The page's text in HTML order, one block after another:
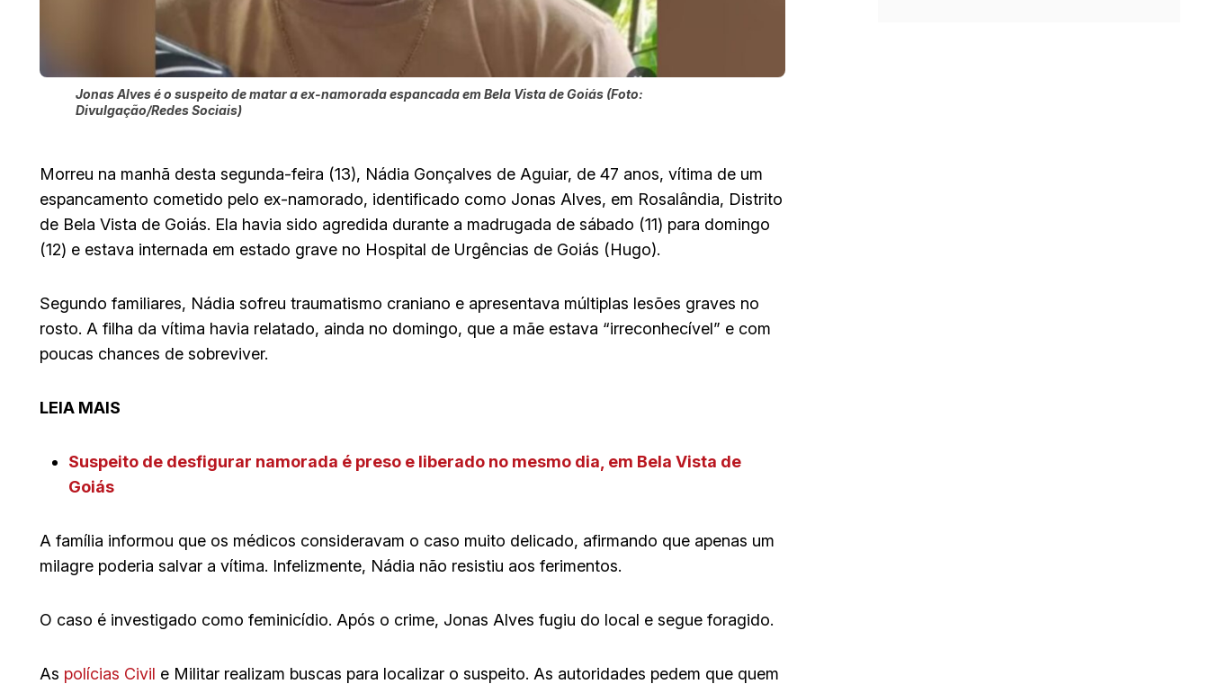
Jonas Alves é o suspeito de matar a ex-namorada espancada em Bela Vista de Goiás (Foto:
Divulgação/Redes Sociais)
Morreu na manhã desta segunda-feira (13), Nádia Gonçalves de Aguiar, de 47 anos, vítima de um
espancamento cometido pelo ex-namorado, identificado como Jonas Alves, em Rosalândia, Distrito
de Bela Vista de Goiás. Ela havia sido agredida durante a madrugada de sábado (11) para domingo
(12) e estava internada em estado grave no Hospital de Urgências de Goiás (Hugo).
Segundo familiares, Nádia sofreu traumatismo craniano e apresentava múltiplas lesões graves no
rosto. A filha da vítima havia relatado, ainda no domingo, que a mãe estava “irreconhecível” e com
poucas chances de sobreviver.
LEIA MAIS
Suspeito de desfigurar namorada é preso e liberado no mesmo dia, em Bela Vista de
Goiás
A família informou que os médicos consideravam o caso muito delicado, afirmando que apenas um
milagre poderia salvar a vítima. Infelizmente, Nádia não resistiu aos ferimentos.
O caso é investigado como feminicídio. Após o crime, Jonas Alves fugiu do local e segue foragido.
As polícias Civil e Militar realizam buscas para localizar o suspeito. As autoridades pedem que quem